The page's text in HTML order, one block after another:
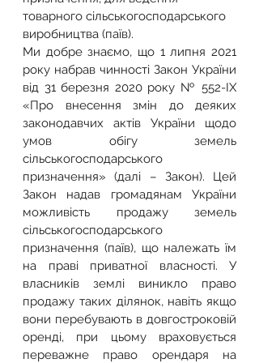
товарного сільськогосподарського
виробництва (паїв).
Ми добре знаємо, що 1 липня 2021
року набрав чинності Закон України
від 31 березня 2020 року № 552-ІХ
«Про внесення змін до деяких
законодавчих актів України щодо
умов обігу земель
сільськогосподарського
призначення» (далі – Закон). Цей
Закон надав громадянам України
можливість продажу земель
сільськогосподарського
призначення (паїв), що належать їм
на праві приватної власності. У
власників землі виникло право
продажу таких ділянок, навіть якщо
вони перебувають в довгостроковій
оренді, при цьому враховується
переважне право орендаря на